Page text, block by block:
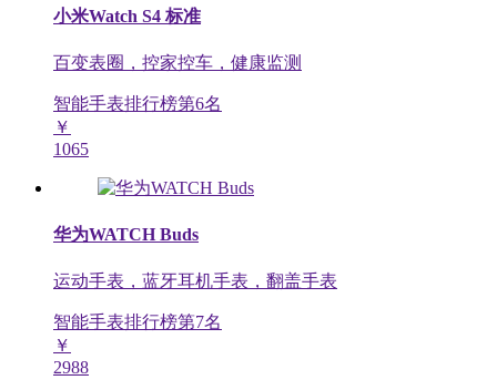
小米Watch S4 标准
百变表圈，控家控车，健康监测
智能手表排行榜第6名
￥
1065
华为WATCH Buds
运动手表，蓝牙耳机手表，翻盖手表
智能手表排行榜第7名
￥
2988